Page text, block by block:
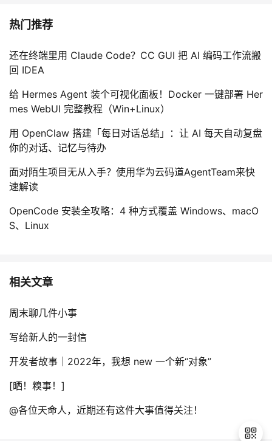
热门推荐
还在终端里用 Claude Code？CC GUI 把 AI 编码工作流搬
回 IDEA
给 Hermes Agent 装个可视化面板！Docker 一键部署 Her
mes WebUI 完整教程（Win+Linux）
用 OpenClaw 搭建「每日对话总结」：让 AI 每天自动复盘
你的对话、记忆与待办
面对陌生项目无从入手？使用华为云码道AgentTeam来快
速解读
OpenCode 安装全攻略：4 种方式覆盖 Windows、macO
S、Linux
相关文章
周末聊几件小事
写给新人的一封信
开发者故事｜2022年，我想 new 一个新“对象”
[晒！糗事！]
@各位天命人，近期还有这件大事值得关注！